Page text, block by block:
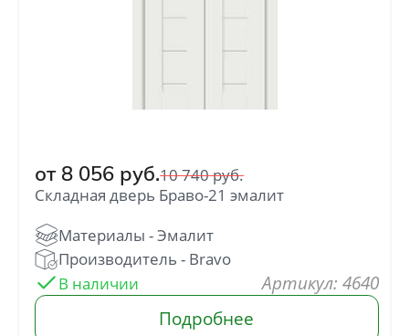
от 8 056 руб.10 740руб.
Складная дверь Браво-21 эмалит
В наличии
Артикул: 4640
Подробнее